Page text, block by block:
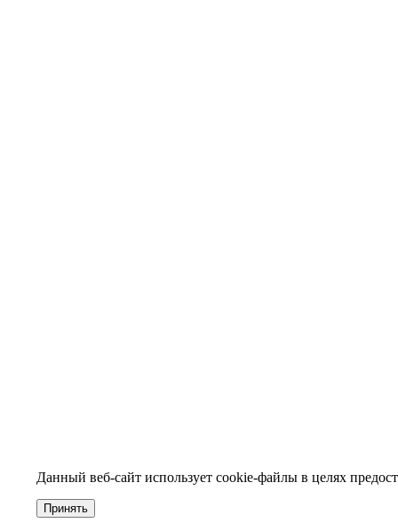
Данный веб-сайт использует cookie-файлы в целях
Принять